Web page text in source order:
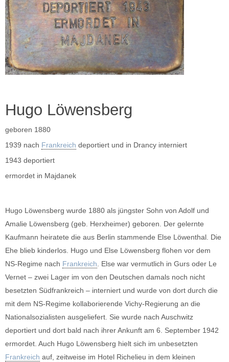
Hugo Löwensberg
geboren 1880
1939 nach Frankreich deportiert und in Drancy interniert
1943 deportiert
ermordet in Majdanek
Hugo Löwensberg wurde 1880 als jüngster Sohn von Adolf und
Amalie Löwensberg (geb. Herxheimer) geboren. Der gelernte
Kaufmann heiratete die aus Berlin stammende Else Löwenthal. Die
Ehe blieb kinderlos. Hugo und Else Löwensberg flohen vor dem
NS-Regime nach Frankreich. Else war vermutlich in Gurs oder Le
Vernet – zwei Lager im von den Deutschen damals noch nicht
besetzten Südfrankreich – interniert und wurde von dort durch die
mit dem NS-Regime kollaborierende Vichy-Regierung an die
Nationalsozialisten ausgeliefert. Sie wurde nach Auschwitz
deportiert und dort bald nach ihrer Ankunft am 6. September 1942
ermordet. Auch Hugo Löwensberg hielt sich im unbesetzten
Frankreich auf, zeitweise im Hotel Richelieu in dem kleinen